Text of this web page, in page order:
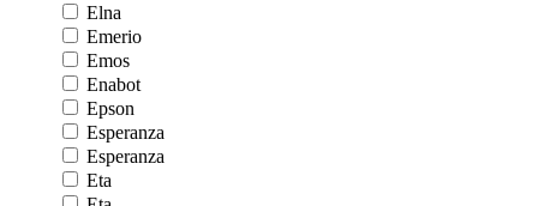
Elna
Emerio
Emos
Enabot
Epson
Esperanza
Esperanza
Eta